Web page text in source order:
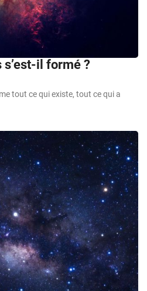
s’est-il formé ?
tout ce qui existe, tout ce qui a